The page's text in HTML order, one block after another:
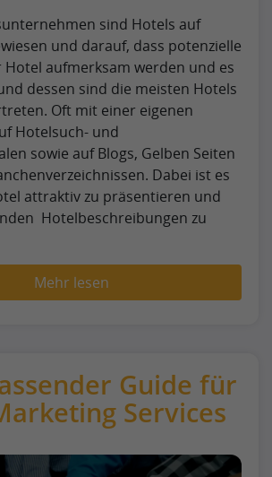
sind Hotels auf
und darauf, dass potenzielle
Hotel aufmerksam werden und es
dessen sind die meisten Hotels
Oft mit einer eigenen
Hotelsuch- und
sowie auf Blogs, Gelben Seiten
Dabei ist es
attraktiv zu präsentieren und
Hotelbeschreibungen zu
Mehr lesen
Guide für
Services